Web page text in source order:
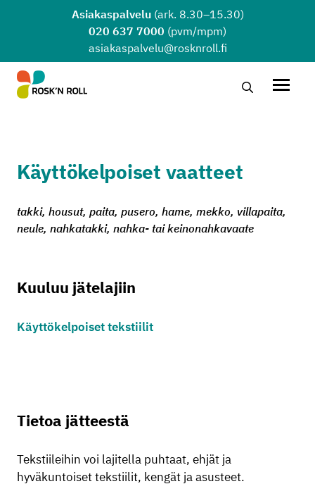
Siirry sisältöönAsiakaspalvelu(ark. 8.30–15.30)
020 637 7000 (pvm/mpm)
asiakaspalvelu@rosknroll.fi
Hae…Avaa
Käyttökelpoiset vaatteet
takki, housut, paita, pusero, hame, mekko, villapaita,
neule, nahkatakki, nahka- tai keinonahkavaate
Kuuluu jätelajiin
Käyttökelpoiset tekstiilit
Tietoa jätteestä
Tekstiileihin voi lajitella puhtaat, ehjät ja
hyväkuntoiset tekstiilit, kengät ja asusteet.